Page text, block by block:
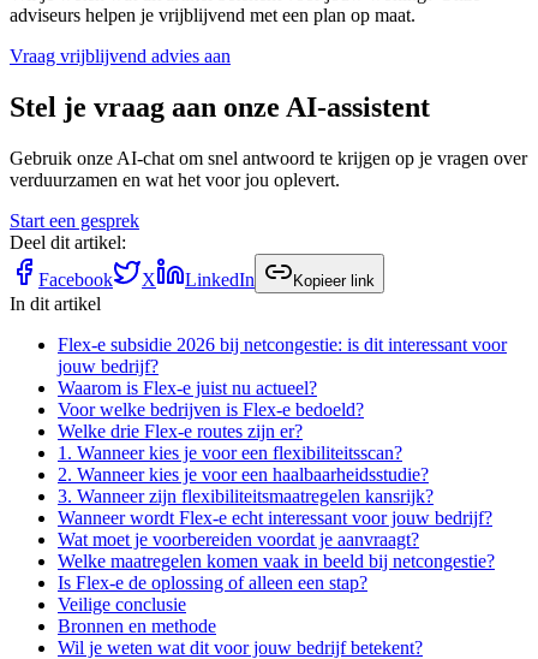
adviseurs helpen je vrijblijvend met een plan op maat.
Vraag vrijblijvend advies aan
Stel je vraag aan onze AI-assistent
Gebruik onze AI-chat om snel antwoord te krijgen op je vragen over
verduurzamen en wat het voor jou oplevert.
Start een gesprek
Deel dit artikel:
Facebook
X LinkedIn Kopieer link
In dit artikel
Flex-e subsidie 2026 bij netcongestie: is dit interessant voor
jouw bedrijf?
Waarom is Flex-e juist nu actueel?
Voor welke bedrijven is Flex-e bedoeld?
Welke drie Flex-e routes zijn er?
1. Wanneer kies je voor een flexibiliteitsscan?
2. Wanneer kies je voor een haalbaarheidsstudie?
3. Wanneer zijn flexibiliteitsmaatregelen kansrijk?
Wanneer wordt Flex-e echt interessant voor jouw bedrijf?
Wat moet je voorbereiden voordat je aanvraagt?
Welke maatregelen komen vaak in beeld bij netcongestie?
Is Flex-e de oplossing of alleen een stap?
Veilige conclusie
Bronnen en methode
Wil je weten wat dit voor jouw bedrijf betekent?